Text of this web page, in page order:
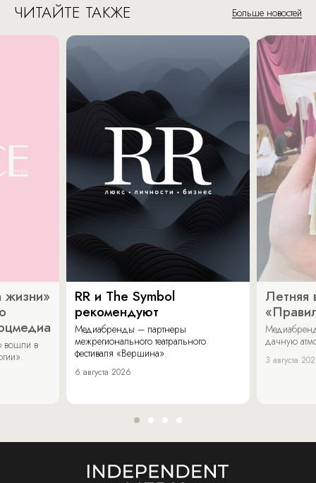
ЧИТАЙТЕ ТАКЖЕ Больше новостей
жизни»
вошли в
RR и The Symbol
рекомендуют
Медиабренды – партнеры
межрегионального театрального
фестиваля «Вершина».
6 августа 2026
Летняя
дачную
3 августа